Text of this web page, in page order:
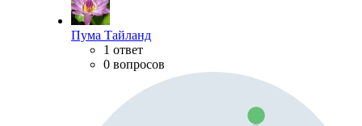
Пума Тайланд
1 ответ
0 вопросов